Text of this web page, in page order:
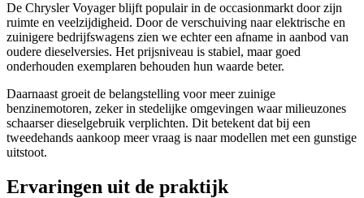
De Chrysler Voyager blijft populair in de occasionmarkt door zijn
ruimte en veelzijdigheid. Door de verschuiving naar elektrische en
zuinigere bedrijfswagens zien we echter een afname in aanbod van
oudere dieselversies. Het prijsniveau is stabiel, maar goed
onderhouden exemplaren behouden hun waarde beter.
Daarnaast groeit de belangstelling voor meer zuinige
benzinemotoren, zeker in stedelijke omgevingen waar milieuzones
schaarser dieselgebruik verplichten. Dit betekent dat bij een
tweedehands aankoop meer vraag is naar modellen met een gunstige
uitstoot.
Ervaringen uit de praktijk